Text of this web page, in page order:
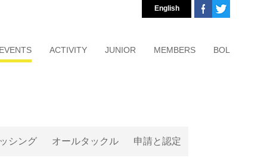
EVENTS ACTIVITY JUNIOR MEMBERS BOL
English
シング オールタックル 申請と認定